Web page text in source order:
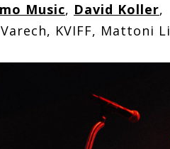
Music, David Koller,
KVIFF, Mattoni